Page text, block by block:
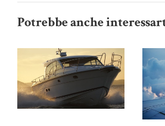
Potrebbe anche